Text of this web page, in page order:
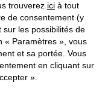
trouverez ici à tout
de consentement (y
les possibilités de
« Paramètres », vous
et sa portée. Vous
en cliquant sur
».